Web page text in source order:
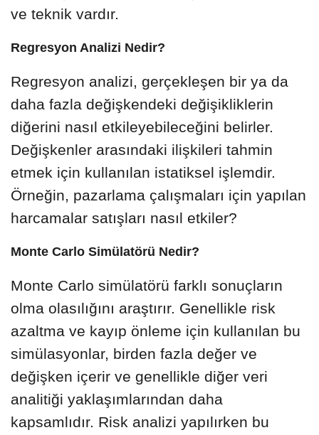
ve teknik vardır.
Regresyon Analizi Nedir?
Regresyon analizi, gerçekleşen bir ya da
daha fazla değişkendeki değişikliklerin
diğerini nasıl etkileyebileceğini belirler.
Değişkenler arasındaki ilişkileri tahmin
etmek için kullanılan istatiksel işlemdir.
Örneğin, pazarlama çalışmaları için yapılan
harcamalar satışları nasıl etkiler?
Monte Carlo Simülatörü Nedir?
Monte Carlo simülatörü farklı sonuçların
olma olasılığını araştırır. Genellikle risk
azaltma ve kayıp önleme için kullanılan bu
simülasyonlar, birden fazla değer ve
değişken içerir ve genellikle diğer veri
analitiği yaklaşımlarından daha
kapsamlıdır. Risk analizi yapılırken bu